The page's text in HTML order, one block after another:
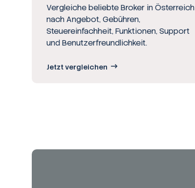
Vergleiche beliebte Broker in Österreich
nach Angebot, Gebühren,
Steuereinfachheit, Funktionen, Support
und Benutzerfreundlichkeit.
Jetzt vergleichen